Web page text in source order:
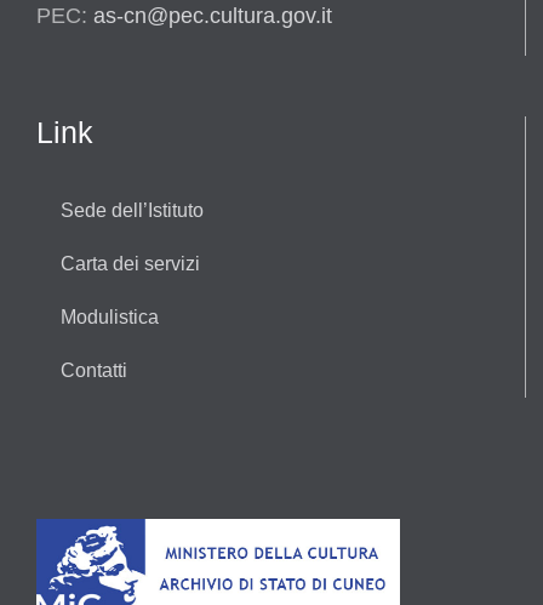
PEC: as-cn@pec.cultura.gov.it
Link
Sede dell’Istituto
Carta dei servizi
Modulistica
Contatti